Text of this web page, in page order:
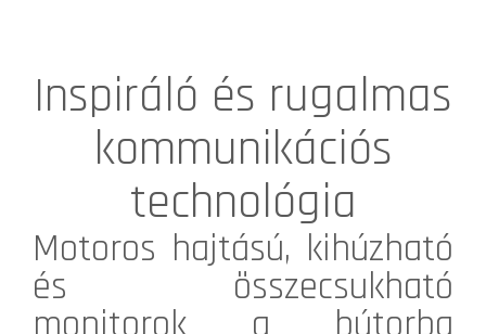
Inspiráló és rugalmas
kommunikációs
technológia
Motoros hajtású, kihúzható
és összecsukható